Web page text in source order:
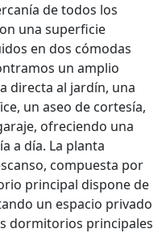
de todos los
una superficie
en dos cómodas
un amplio
directa al jardín, una
un aseo de cortesía,
ofreciendo una
a día. La planta
compuesta por
principal dispone de
un espacio privado
dormitorios principales